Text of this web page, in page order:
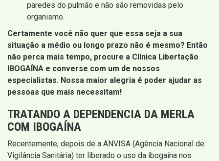
paredes do pulmão e não são removidas pelo
organismo.
Certamente você não quer que essa seja a sua
situação a médio ou longo prazo não é mesmo? Então
não perca mais tempo, procure a Clínica Libertação
IBOGAÍNA e converse com um de nossos
especialistas. Nossa maior alegria é poder ajudar as
pessoas que mais necessitam!
TRATANDO A DEPENDENCIA DA MERLA
COM IBOGAÍNA
Recentemente, depois de a ANVISA (Agência Nacional de
Vigilância Sanitária) ter liberado o uso da ibogaína nos